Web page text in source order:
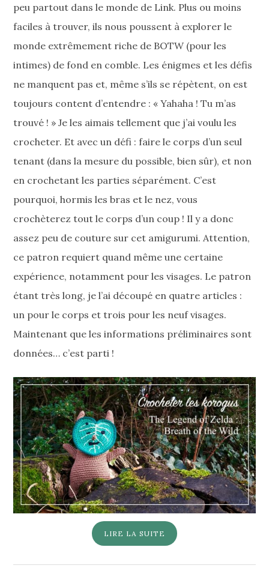
peu partout dans le monde de Link. Plus ou moins
faciles à trouver, ils nous poussent à explorer le
monde extrêmement riche de BOTW (pour les
intimes) de fond en comble. Les énigmes et les défis
ne manquent pas et, même s’ils se répètent, on est
toujours content d’entendre : « Yahaha ! Tu m’as
trouvé ! » Je les aimais tellement que j’ai voulu les
crocheter. Et avec un défi : faire le corps d’un seul
tenant (dans la mesure du possible, bien sûr), et non
en crochetant les parties séparément. C’est
pourquoi, hormis les bras et le nez, vous
crochèterez tout le corps d’un coup ! Il y a donc
assez peu de couture sur cet amigurumi. Attention,
ce patron requiert quand même une certaine
expérience, notamment pour les visages. Le patron
étant très long, je l’ai découpé en quatre articles :
un pour le corps et trois pour les neuf visages.
Maintenant que les informations préliminaires sont
données… c’est parti !
LIRE LA SUITE